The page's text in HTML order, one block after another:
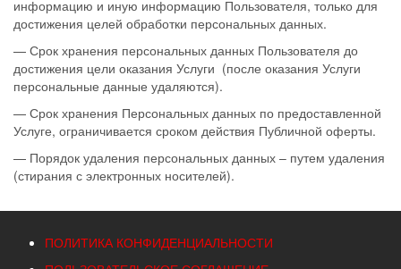
информацию и иную информацию Пользователя, только для
достижения целей обработки персональных данных.
— Срок хранения персональных данных Пользователя до
достижения цели оказания Услуги (после оказания Услуги
персональные данные удаляются).
— Срок хранения Персональных данных по предоставленной
Услуге, ограничивается сроком действия Публичной оферты.
— Порядок удаления персональных данных – путем удаления
(стирания с электронных носителей).
ПОЛИТИКА КОНФИДЕНЦИАЛЬНОСТИ